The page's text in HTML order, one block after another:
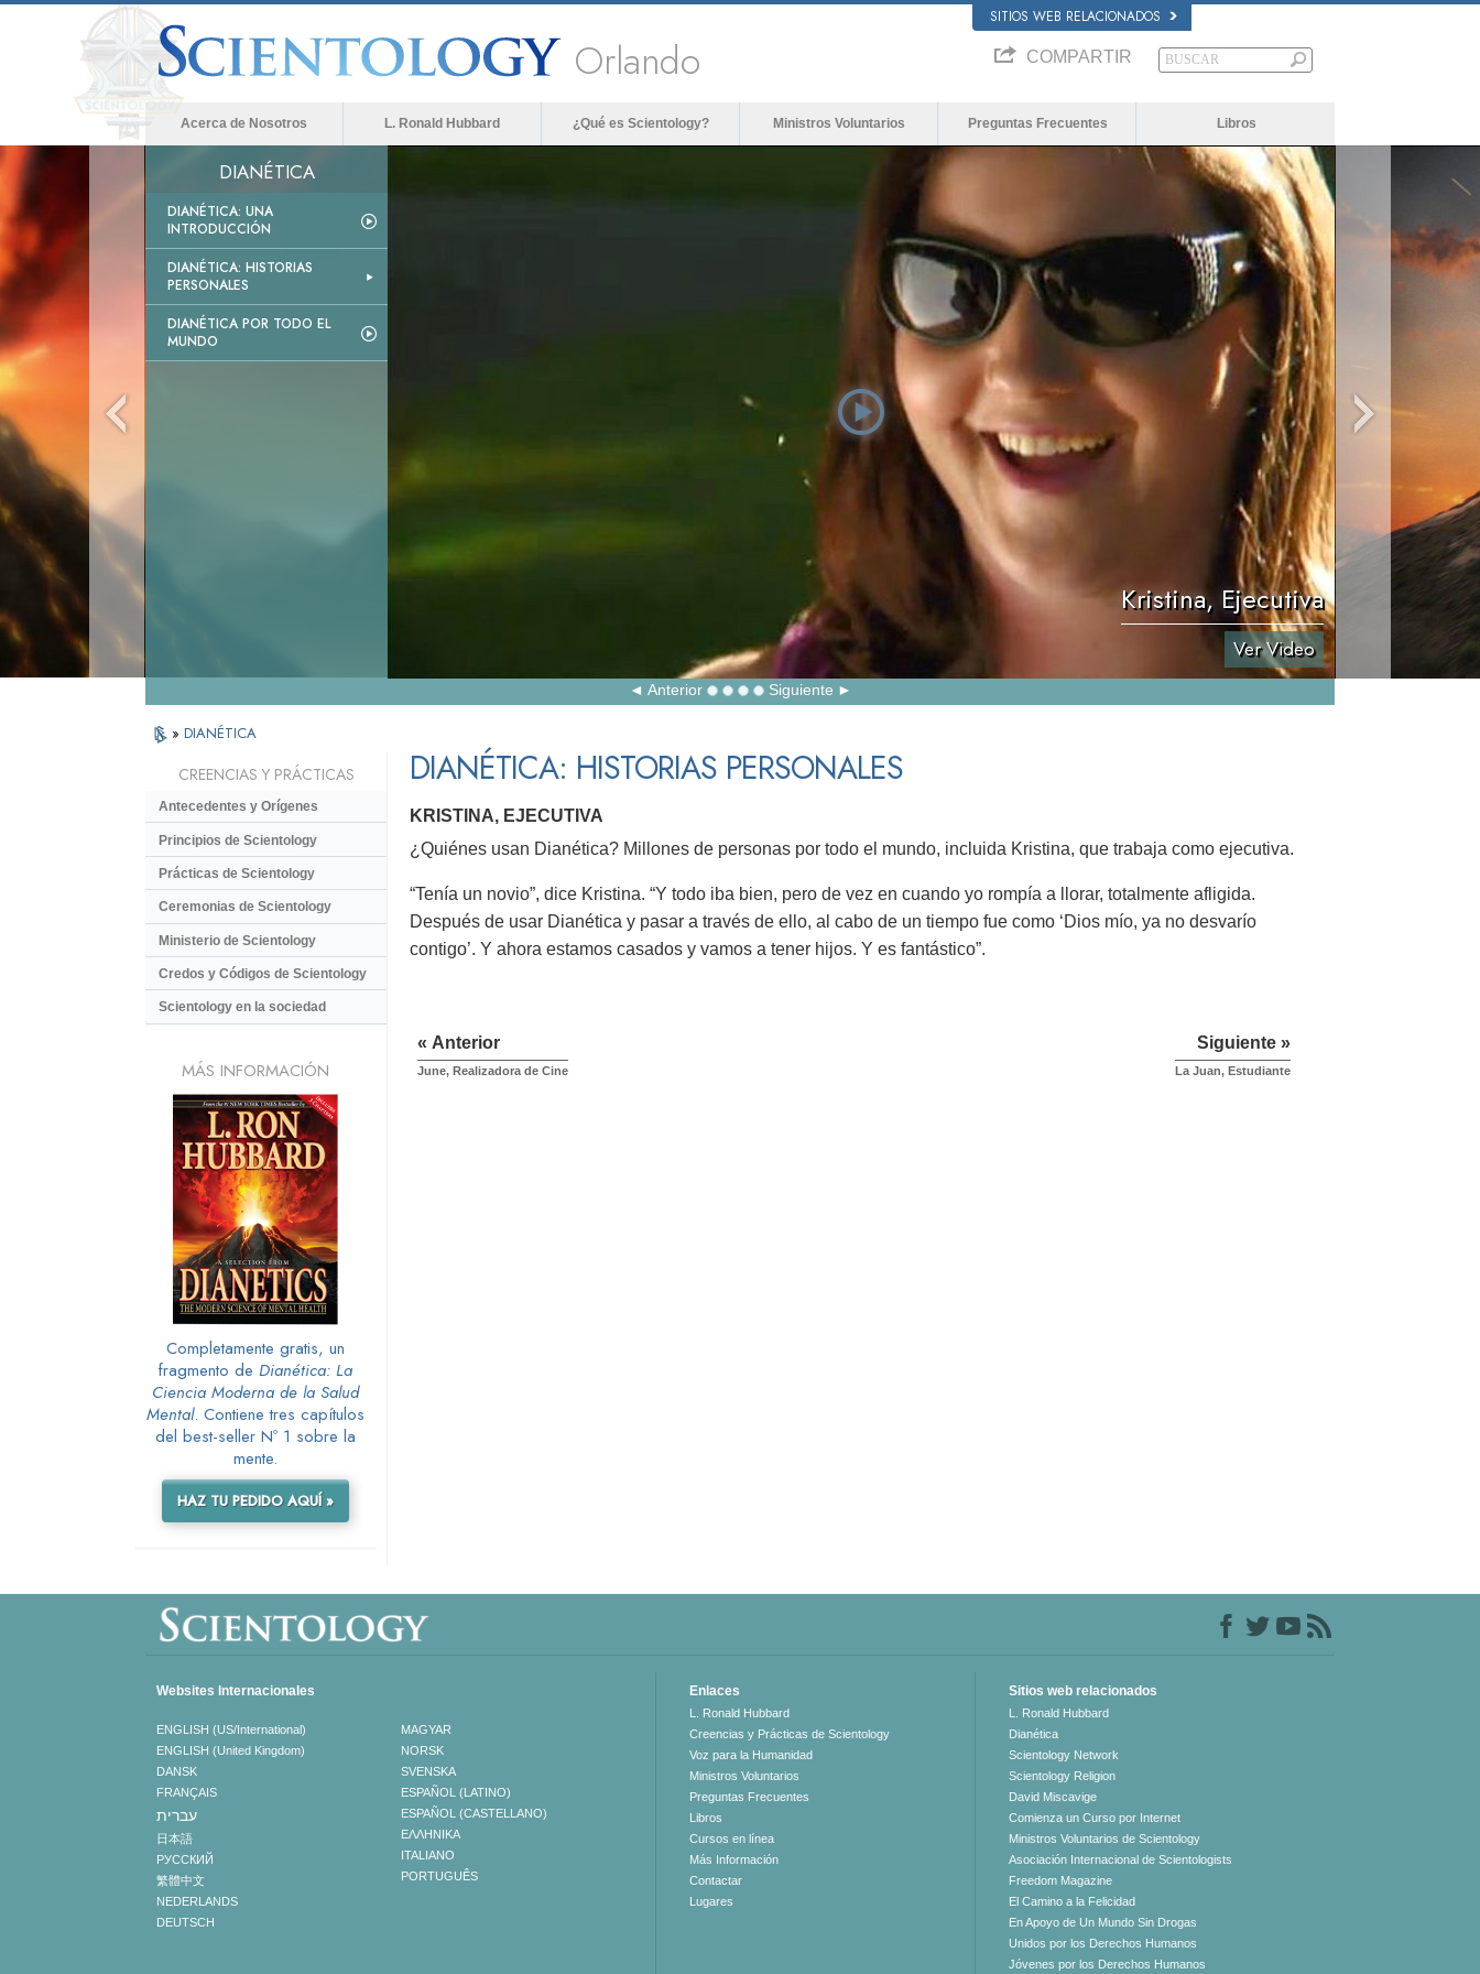
SITIOS WEB RELACIONADOS
Orlando COMPARTIR
Acerca de Nosotros L. Ronald Hubbard ¿Qué es Scientology? Ministros Voluntarios Preguntas Frecuentes Libros
DIANÉTICA
DIANÉTICA: UNA
INTRODUCCIÓN
DIANÉTICA: HISTORIAS
PERSONALES
DIANÉTICA POR TODO EL
MUNDO
Kristina, Ejecutiva
Ver Video
Anterior Siguiente
» DIANÉTICA
DIANÉTICA: HISTORIAS PERSONALES
KRISTINA, EJECUTIVA
¿Quiénes usan Dianética? Millones de personas por todo el mundo, incluida Kristina, que trabaja como ejecutiva.
“Tenía un novio”, dice Kristina. “Y todo iba bien, pero de vez en cuando yo rompía a llorar, totalmente afligida.
Después de usar Dianética y pasar a través de ello, al cabo de un tiempo fue como ‘Dios mío, ya no desvarío
contigo’. Y ahora estamos casados y vamos a tener hijos. Y es fantástico”.
« Anterior
June, Realizadora de Cine
Siguiente »
La Juan, Estudiante
CREENCIAS Y PRÁCTICAS
Antecedentes y Orígenes
Principios de Scientology
Prácticas de Scientology
Ceremonias de Scientology
Ministerio de Scientology
Credos y Códigos de Scientology
Scientology en la sociedad
MÁS INFORMACIÓN
Completamente gratis, un
fragmento de Dianética: La
Ciencia Moderna de la Salud
Mental. Contiene tres capítulos
del best-seller Nº 1 sobre la
mente.
HAZ TU PEDIDO AQUÍ »
Websites Internacionales
ENGLISH (US/International)
ENGLISH (United Kingdom)
DANSK
FRANÇAIS
עברית
日本語
РУССКИЙ
繁體中文
NEDERLANDS
DEUTSCH
MAGYAR
NORSK
SVENSKA
ESPAÑOL (LATINO)
ESPAÑOL (CASTELLANO)
ΕΛΛΗΝΙΚA
ITALIANO
PORTUGUÊS
Enlaces
L. Ronald Hubbard
Creencias y Prácticas de Scientology
Voz para la Humanidad
Ministros Voluntarios
Preguntas Frecuentes
Libros
Cursos en línea
Más Información
Contactar
Lugares
Sitios web relacionados
L. Ronald Hubbard
Dianética
Scientology Network
Scientology Religion
David Miscavige
Comienza un Curso por Internet
Ministros Voluntarios de Scientology
Asociación Internacional de Scientologists
Freedom Magazine
El Camino a la Felicidad
En Apoyo de Un Mundo Sin Drogas
Unidos por los Derechos Humanos
Jóvenes por los Derechos Humanos